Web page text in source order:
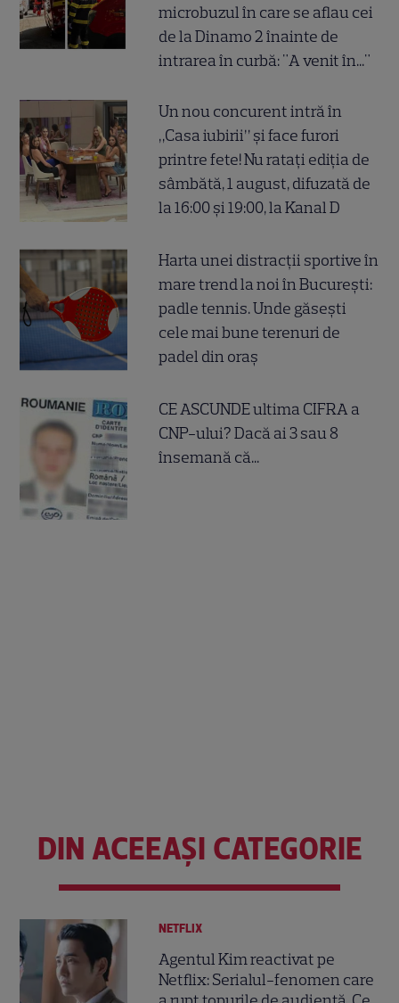
microbuzul în care se aflau cei
de la Dinamo 2 înainte de
intrarea în curbă: "A venit în..."
Un nou concurent intră în
„Casa iubirii” și face furori
printre fete! Nu ratați ediția de
sâmbătă, 1 august, difuzată de
la 16:00 și 19:00, la Kanal D
Harta unei distracții sportive în
mare trend la noi în București:
padle tennis. Unde găsești
cele mai bune terenuri de
padel din oraș
CE ASCUNDE ultima CIFRA a
CNP-ului? Dacă ai 3 sau 8
însemană că...
DIN ACEEAȘI CATEGORIE
NETFLIX
Agentul Kim reactivat pe
Netflix: Serialul-fenomen care